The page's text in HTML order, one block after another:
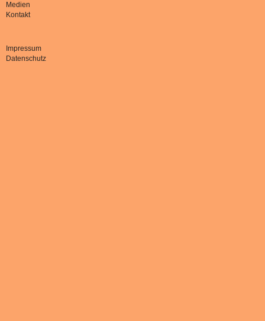
Medien
Kontakt
Impressum
Datenschutz